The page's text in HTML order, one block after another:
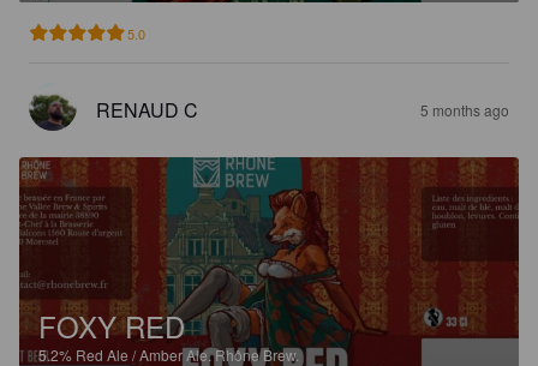
5.0
RENAUD C 5 months ago
FOXY RED
5.2% Red Ale / Amber Ale.Rhône Brew.